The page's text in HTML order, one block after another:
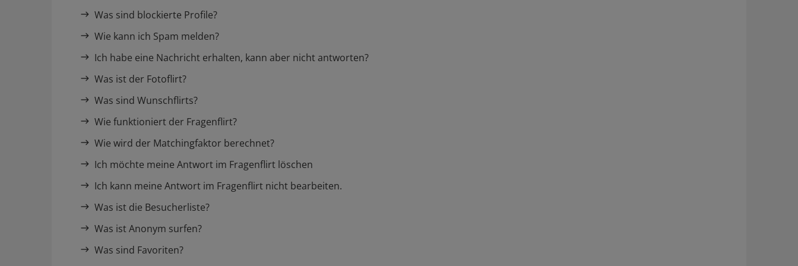
Was sind blockierte Profile?
Wie kann ich Spam melden?
Ich habe eine Nachricht erhalten, kann aber nicht antworten?
Was ist der Fotoflirt?
Was sind Wunschflirts?
Wie funktioniert der Fragenflirt?
Wie wird der Matchingfaktor berechnet?
Ich möchte meine Antwort im Fragenflirt löschen
Ich kann meine Antwort im Fragenflirt nicht bearbeiten.
Was ist die Besucherliste?
Was ist Anonym surfen?
Was sind Favoriten?